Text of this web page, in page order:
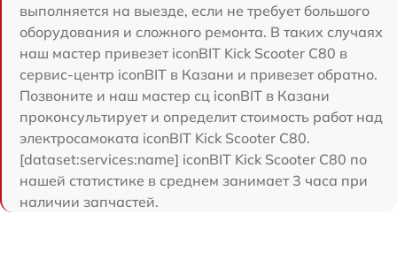
выполняется на выезде, если не требует большого
оборудования и сложного ремонта. В таких случаях
наш мастер привезет iconBIT Kick Scooter C80 в
сервис-центр iconBIT в Казани и привезет обратно.
Позвоните и наш мастер сц iconBIT в Казани
проконсультирует и определит стоимость работ над
электросамоката iconBIT Kick Scooter C80.
[dataset:services:name] iconBIT Kick Scooter C80 по
нашей статистике в среднем занимает 3 часа при
наличии запчастей.